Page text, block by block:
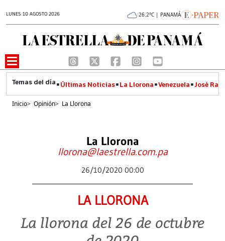
LUNES 10 AGOSTO 2026 26.2°C | PANAMÁ
Últimas Noticias La Llorona Venezuela José
Inicio> Opinión> La Llorona
La Llorona
llorona@laestrella.com.pa
26/10/2020 00:00
LA LLORONA
La llorona del 26 de octubre